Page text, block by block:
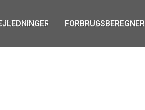
FORBRUGSBEREGNER